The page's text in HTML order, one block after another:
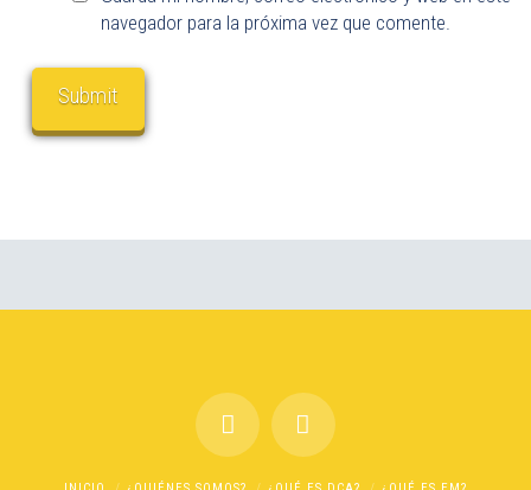
navegador para la próxima vez que comente.